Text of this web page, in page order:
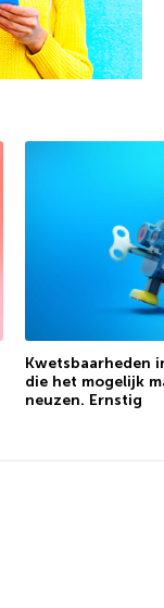
Kwetsbaarheden
die het mogelijk
neuzen. Ernstig